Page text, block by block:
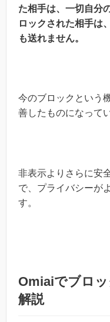
た相手は、一切自分
ロックされた相手は
も送れません。
今のブロックという
善したものになって
非表示よりさらに安
で、プライバシーが
す。
Omiaiでブロ
解説